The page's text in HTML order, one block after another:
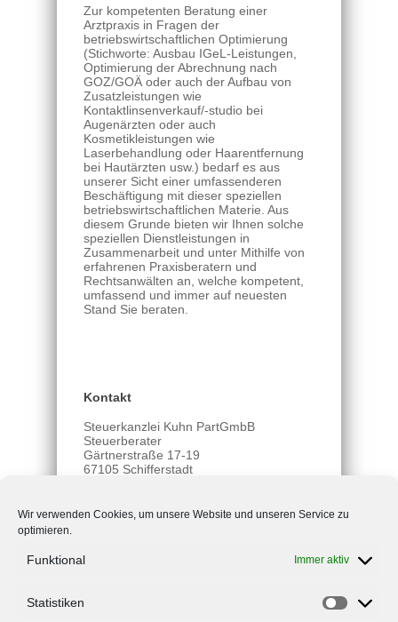
Wir verwenden Cookies, um unsere Website und unseren Service zu
optimieren.
Funktional Immer aktiv
Statistiken
Zur kompetenten Beratung einer
Arztpraxis in Fragen der
betriebswirtschaftlichen Optimierung
(Stichworte: Ausbau IGeL-Leistungen,
Optimierung der Abrechnung nach
GOZ/GOÄ oder auch der Aufbau von
Zusatzleistungen wie
Kontaktlinsenverkauf/-studio bei
Augenärzten oder auch
Kosmetikleistungen wie
Laserbehandlung oder Haarentfernung
bei Hautärzten usw.) bedarf es aus
unserer Sicht einer umfassenderen
Beschäftigung mit dieser speziellen
betriebswirtschaftlichen Materie. Aus
diesem Grunde bieten wir Ihnen solche
speziellen Dienstleistungen in
Zusammenarbeit und unter Mithilfe von
erfahrenen Praxisberatern und
Rechtsanwälten an, welche kompetent,
umfassend und immer auf neuesten
Stand Sie beraten.
Kontakt
Steuerkanzlei Kuhn PartGmbB
Steuerberater
Gärtnerstraße 17-19
67105 Schifferstadt
Fax: +49 6235 2086
Rufen Sie uns an oder schreiben